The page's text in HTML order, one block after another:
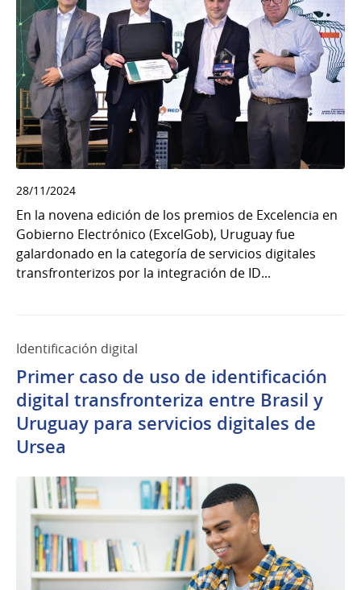
28/11/2024
En la novena edición de los premios de Excelencia en
Gobierno Electrónico (ExcelGob), Uruguay fue
galardonado en la categoría de servicios digitales
transfronterizos por la integración de ID...
Identificación digital
Primer caso de uso de identificación
digital transfronteriza entre Brasil y
Uruguay para servicios digitales de
Ursea